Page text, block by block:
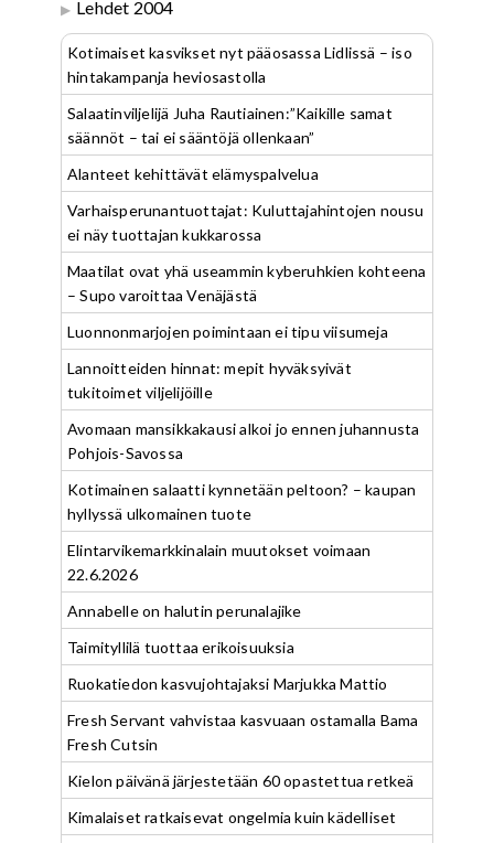
Lehdet 2004
Kotimaiset kasvikset nyt pääosassa Lidlissä – iso
hintakampanja heviosastolla
Salaatinviljelijä Juha Rautiainen:”Kaikille samat
säännöt – tai ei sääntöjä ollenkaan”
Alanteet kehittävät elämyspalvelua
Varhaisperunantuottajat: Kuluttajahintojen nousu
ei näy tuottajan kukkarossa
Maatilat ovat yhä useammin kyberuhkien kohteena
– Supo varoittaa Venäjästä
Luonnonmarjojen poimintaan ei tipu viisumeja
Lannoitteiden hinnat: mepit hyväksyivät
tukitoimet viljelijöille
Avomaan mansikkakausi alkoi jo ennen juhannusta
Pohjois-Savossa
Kotimainen salaatti kynnetään peltoon? – kaupan
hyllyssä ulkomainen tuote
Elintarvikemarkkinalain muutokset voimaan
22.6.2026
Annabelle on halutin perunalajike
Taimityllilä tuottaa erikoisuuksia
Ruokatiedon kasvujohtajaksi Marjukka Mattio
Fresh Servant vahvistaa kasvuaan ostamalla Bama
Fresh Cutsin
Kielon päivänä järjestetään 60 opastettua retkeä
Kimalaiset ratkaisevat ongelmia kuin kädelliset